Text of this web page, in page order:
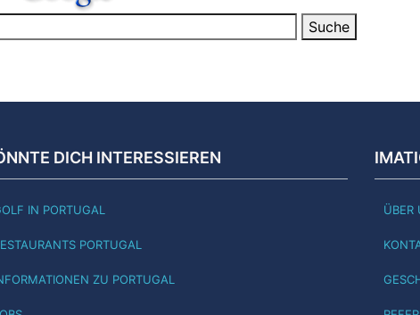
DICH INTERESSIEREN
IN PORTUGAL
PORTUGAL
ZU PORTUGAL
ÜBER